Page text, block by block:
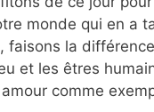
monde qui en a
faisons la
et les êtres
comme